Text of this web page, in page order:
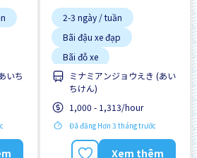
いち
2-3 ngày / tuần
Bãi đậu xe đạp
Bãi đỗ xe
Chuyển đổi WKND
Cơ hội nhận việc làm toàn
thời gian
Cơ hội thăng tiến
Không cần kinh nghiệm
ミナミアンジョウえき (あい
ちけん)
1,000 - 1,313/hour
Đã đăng Hơn 3 tháng trước
Xem thêm